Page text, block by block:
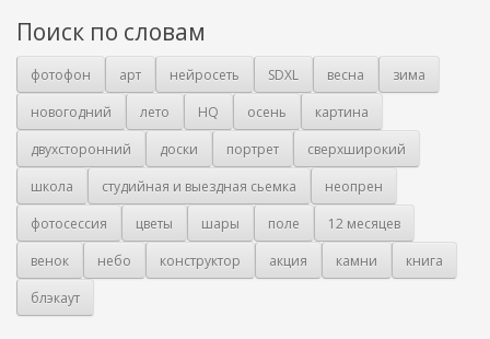
Поиск по словам
фотофон арт нейросеть SDXL весна
зима
новогодний
лето HQ осень
картина
двухсторонний
доски портрет
сверхширокий
школа
студийная и выездная сьемка
неопрен
фотосессия
цветы шары поле
12 месяцев
венок
небо конструктор акция камни
книга
блэкаут